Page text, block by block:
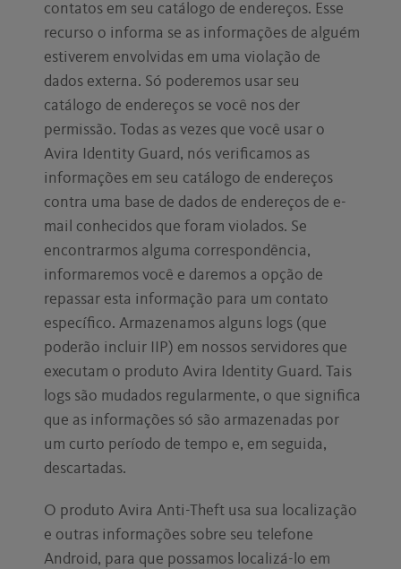
contatos em seu catálogo de endereços. Esse
recurso o informa se as informações de alguém
estiverem envolvidas em uma violação de
dados externa. Só poderemos usar seu
catálogo de endereços se você nos der
permissão. Todas as vezes que você usar o
Avira Identity Guard, nós verificamos as
informações em seu catálogo de endereços
contra uma base de dados de endereços de e-
mail conhecidos que foram violados. Se
encontrarmos alguma correspondência,
informaremos você e daremos a opção de
repassar esta informação para um contato
específico. Armazenamos alguns logs (que
poderão incluir IIP) em nossos servidores que
executam o produto Avira Identity Guard. Tais
logs são mudados regularmente, o que significa
que as informações só são armazenadas por
um curto período de tempo e, em seguida,
descartadas.
O produto Avira Anti-Theft usa sua localização
e outras informações sobre seu telefone
Android, para que possamos localizá-lo em